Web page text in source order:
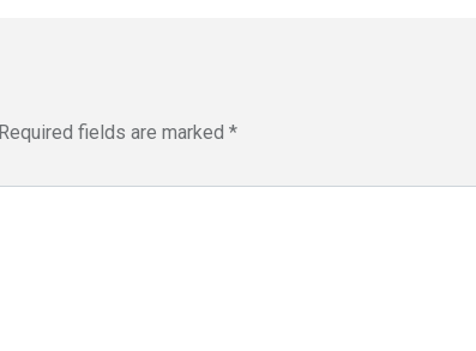
Required fields are marked *